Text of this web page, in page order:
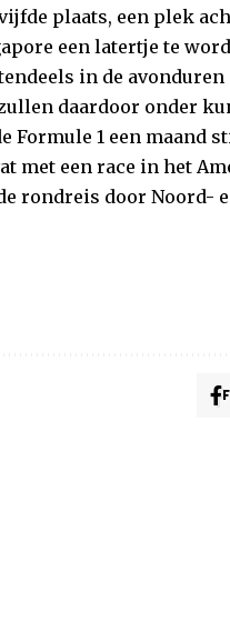
plaats, een plek
een latertje te
in de avonduren
daardoor onder
Formule 1 een maand
met een race in het
rondreis door Noord-